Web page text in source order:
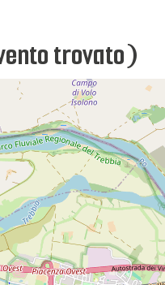
trovato)